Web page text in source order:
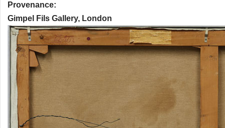
Provenance:
Gimpel Fils Gallery, London